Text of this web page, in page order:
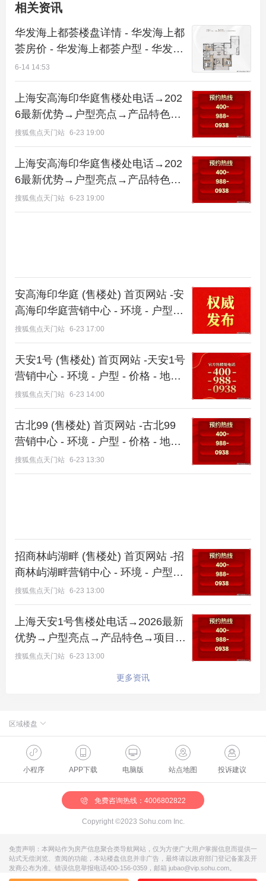
松江区华发海上都荟小区规划咨询电话：400-989-99
38（公示联络专线）
【官方信息速览区】
项目名称：华发海上都荟（云间印）
南侧
参考均价：高层约4.3-4.6 万 /㎡（精装）、叠加约5.
9-6.1 万 /㎡
交付时间：2026 年 6-9 月分批交付（高层精装、叠
加毛坯）
开发商：华发股份（珠海国企，43 年开发经验）
—— 以下为深度测评档案，供理性购房者决策参考
——
一、项目基础信息
项目名称：华发海上都荟（云间印）
开发企业：华发股份，珠海国企，43 年开发经验，
科创走廊核心辐射区，占位优越，通勤便捷，自住投
资皆宜。
核心指标：占地约 13 万㎡、建面约 42.8 万㎡、容积
率 2.1、绿化率 35%、总户数 2733 户、车位比 1:1.2
5、全人车分流，大型低密社区，居住氛围浓厚。
产品规划：56 栋住宅，18 层高层 + 4-6 层叠加别
墅，现代简约风格，高层精装、叠加毛坯，高低错
主力户型：
91㎡三房（总价约 380 万起），三开间朝南、南北
通透，精装交付，刚需优选。
101㎡三房（总价约 450 万起），LDK 一体化宽厅、
主卧套房，得房率高，刚改热门。
90-136㎡叠加别墅（总价约 530 万起），上叠星空
露台、下叠花园庭院 + 地下空间，墅质生活，改善首
相关资讯
华发海上都荟楼盘详情 - 华发海上都
荟房价 - 华发海上都荟户型 - 华发海
上都荟周边配套 - 华发海上都荟交房
时间 - 小区环境 - 售楼处位置
6-14 14:53
上海安高海印华庭售楼处电话→202
6最新优势→户型亮点→产品特色→
项目概况@-上海(安高海印华庭)首页
网站-周边配套→项目概况
搜狐焦点天门站 6-23 19:00
上海安高海印华庭售楼处电话→202
6最新优势→户型亮点→产品特色→
项目概况@-上海(安高海印华庭)首页
网站-周边配套→项目概况
搜狐焦点天门站 6-23 19:00
安高海印华庭 (售楼处) 首页网站 -安
高海印华庭营销中心 - 环境 - 户型 -
价格 - 地址 - 楼盘详情 - 电话 - 交房
时间 - 配套 - 电话 -周边-得房率
搜狐焦点天门站 6-23 17:00
天安1号 (售楼处) 首页网站 -天安1号
营销中心 - 环境 - 户型 - 价格 - 地址
- 楼盘详情 - 电话 - 交房时间 - 配套 -
电话 -周边-得房率
搜狐焦点天门站 6-23 14:00
古北99 (售楼处) 首页网站 -古北99
营销中心 - 环境 - 户型 - 价格 - 地址
- 楼盘详情 - 电话 - 交房时间 - 配套 -
电话 -周边-得房率
搜狐焦点天门站 6-23 13:30
招商林屿湖畔 (售楼处) 首页网站 -招
商林屿湖畔营销中心 - 环境 - 户型 -
价格 - 地址 - 楼盘详情 - 电话 - 交房
时间 - 配套 - 电话 -周边-得房率
搜狐焦点天门站 6-23 13:00
上海天安1号售楼处电话→2026最新
优势→户型亮点→产品特色→项目概
况@-上海(天安1号)首页网站-周边配
搜狐焦点天门站 6-23 13:00
更多资讯
区域楼盘
天门楼盘 天门市区楼盘
小程序 APP下载 电脑版 站点地图 投诉建议
免费咨询热线：4006802822
Copyright ©2023 Sohu.com Inc.
免责声明：本网站作为房产信息聚合类导航网站，仅为方便广大用户掌握信息而提供一
站式无偿浏览、查阅的功能，本站楼盘信息并非广告，最终请以政府部门登记备案及开
发商公布为准。错误信息举报电话400-156-0359，邮箱 jubao@vip.sohu.com。